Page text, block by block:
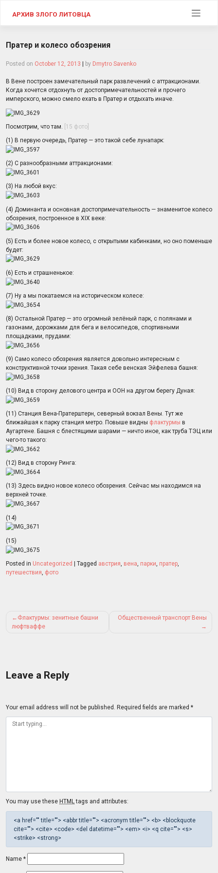
АРХИВ ЗЛОГО ЛИТОВЦА
Пратер и колесо обозрения
Posted on October 12, 2013 | by Dmytro Savenko
В Вене построен замечательный парк развлечений с аттракционами.
Когда хочется отдохнуть от достопримечательностей и прочего
имперского, можно смело ехать в Пратер и отдыхать иначе.
Посмотрим, что там. [15 фото]
(1) В первую очередь, Пратер — это такой себе лунапарк:
(2) С разнообразными аттракционами:
(3) На любой вкус:
(4) Доминанта и основная достопримечательность — знаменитое колесо
обозрения, построенное в XIX веке:
(5) Есть и более новое колесо, с открытыми кабинками, но оно поменьше
будет:
(6) Есть и страшненькое:
(7) Ну а мы покатаемся на историческом колесе:
(8) Остальной Пратер — это огромный зелёный парк, с полянами и
газонами, дорожками для бега и велосипедов, спортивными
площадками, прудами:
(9) Само колесо обозрения является довольно интересным с
конструктивной точки зрения. Такая себе венская Эйфелева башня:
(10) Вид в сторону делового центра и ООН на другом берегу Дуная:
(11) Станция Вена-Пратерштерн, северный вокзал Вены. Тут же
ближайшая к парку станция метро. Повыше видны флактурмы в
Аугартене. Башня с блестящими шарами — ничто иное, как труба ТЭЦ или
чего-то такого:
(12) Вид в сторону Ринга:
(13) Здесь видно новое колесо обозрения. Сейчас мы находимся на
верхней точке.
(14)
(15)
Posted in Uncategorized | Tagged австрия, вена, парки, пратер,
путешествия, фото
Post
navigation
Флактурмы: зенитные башни
люфтваффе
Общественный транспорт Вены
Leave a Reply
Your email address will not be published. Required fields are marked *
You may use these HTMLtags and attributes:
<a href="" title=""> <abbr title=""> <acronym title=""> <b> <blockquote
cite=""> <cite> <code> <del datetime=""> <em> <i> <q cite=""> <s>
<strike> <strong>
Name *